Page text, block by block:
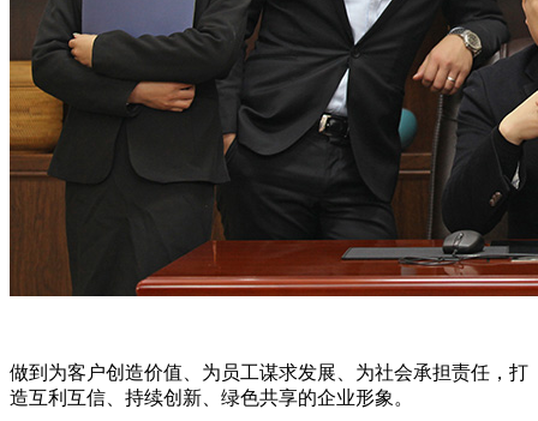
做到为客户创造价值、为员工谋求发展、为社会承担责任，打
造互利互信、持续创新、绿色共享的企业形象。